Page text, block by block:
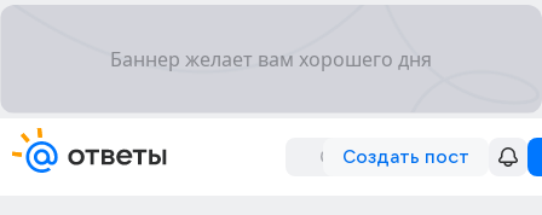
Создать пост